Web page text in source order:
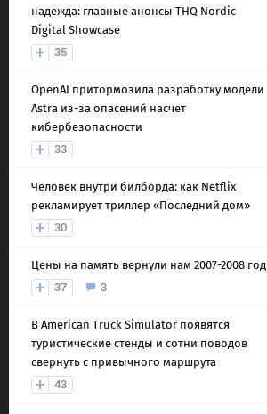
надежда: главные анонсы THQ Nordic
Digital Showcase
35
OpenAI притормозила разработку модели
Astra из-за опасений насчет
кибербезопасности
33
Человек внутри билборда: как Netflix
рекламирует триллер «Последний дом»
30
Цены на память вернули нам 2007-2008 год
37
3
В American Truck Simulator появятся
туристические стенды и сотни поводов
свернуть с привычного маршрута
43